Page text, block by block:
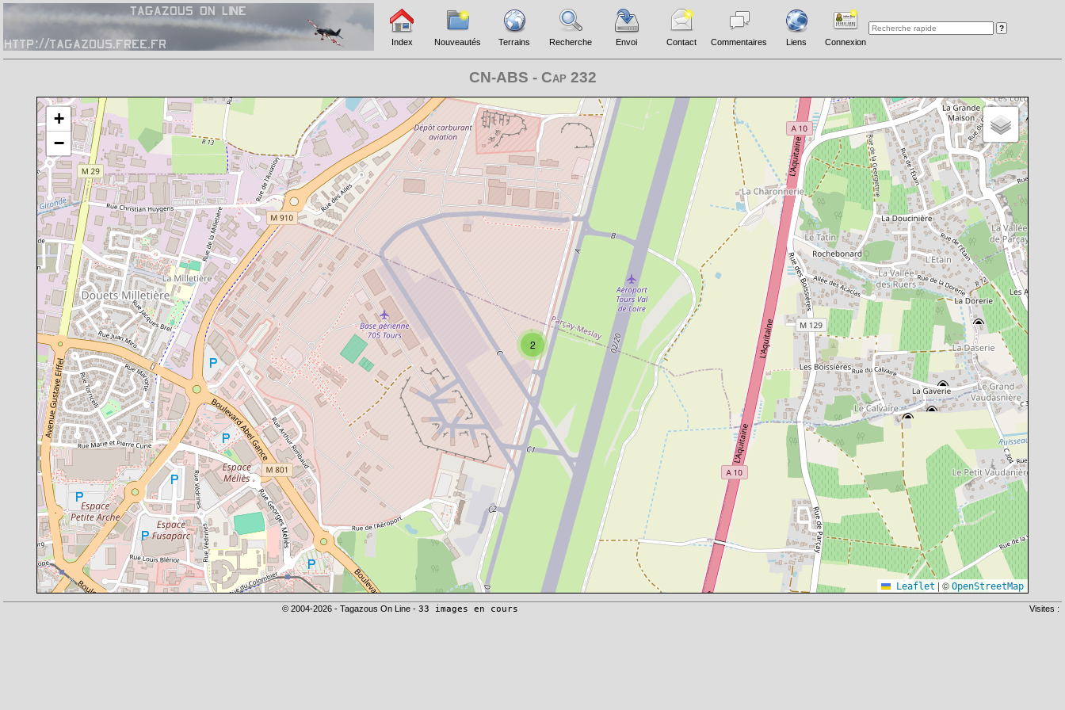
Index Nouveautés Terrains Recherche Envoi Contact Commentaires Liens Connexion
CN-ABS - Cap 232
Chargement de la carte en cours
2
+
−
Leaflet | © OpenStreetMap
© 2004-2026 - Tagazous On Line - 33 images en cours Visites :